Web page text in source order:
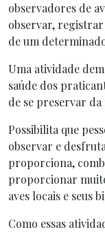
observadores de
observar, registrar
de um
Uma atividade
saúde dos
de se preservar da
Possibilita que
observar e
proporciona,
proporcionar
aves locais e seus
Como essas